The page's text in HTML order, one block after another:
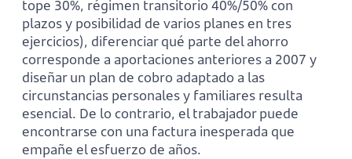
tope 30%, régimen transitorio 40%/50% con
plazos y posibilidad de varios planes en tres
ejercicios), diferenciar qué parte del ahorro
corresponde a aportaciones anteriores a 2007 y
diseñar un plan de cobro adaptado a las
circunstancias personales y familiares resulta
esencial. De lo contrario, el trabajador puede
encontrarse con una factura inesperada que
empañe el esfuerzo de años.